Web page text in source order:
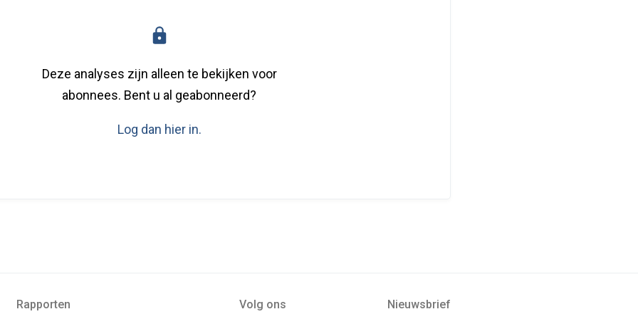
Deze analyses zijn alleen te bekijken voor
abonnees. Bent u al geabonneerd?
Log dan hier in.
Rapporten Volg ons Nieuwsbrief